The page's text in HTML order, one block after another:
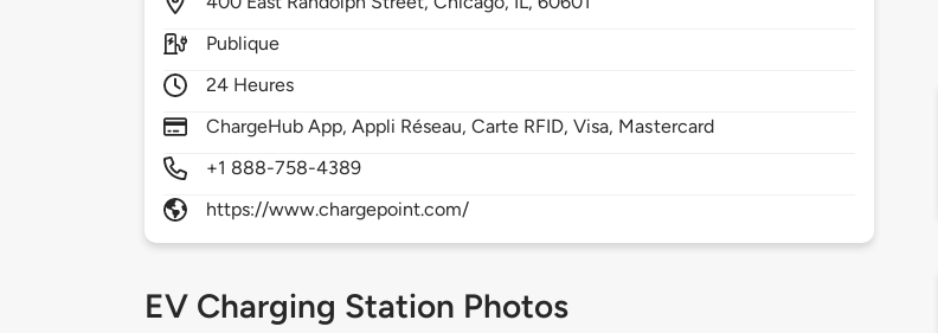
Publique
24 Heures
ChargeHub App, Appli Réseau, Carte RFID, Visa, Mastercard
+1 888-758-4389
https://www.chargepoint.com/
EV Charging Station Photos